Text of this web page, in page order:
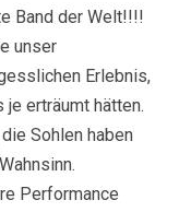
Band der Welt!!!!
unser
Erlebnis,
erträumt hätten.
Sohlen haben
Performance